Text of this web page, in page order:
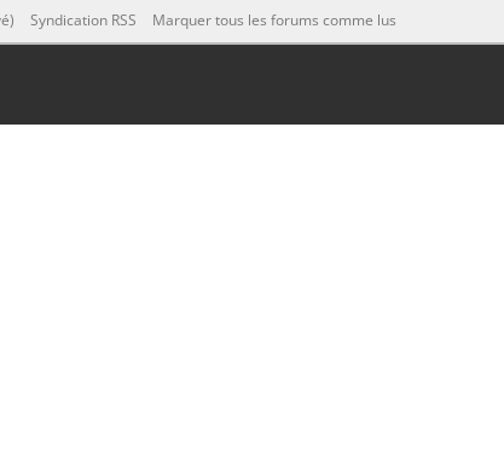
Syndication RSS Marquer tous les forums comme lus